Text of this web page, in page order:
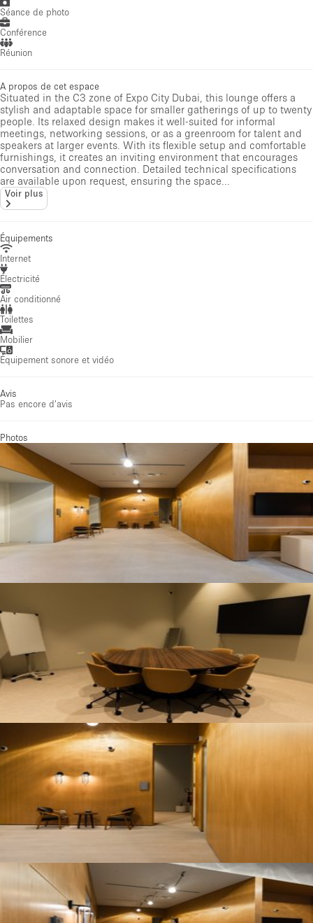
Séance de photo
Conférence
Réunion
A propos de cet espace
Situated in the C3 zone of Expo City Dubai, this lounge offers a
stylish and adaptable space for smaller gatherings of up to twenty
people. Its relaxed design makes it well-suited for informal
meetings, networking sessions, or as a greenroom for talent and
speakers at larger events. With its flexible setup and comfortable
furnishings, it creates an inviting environment that encourages
conversation and connection. Detailed technical specifications
are available upon request, ensuring the space...
Voir plus
Équipements
Internet
Électricité
Air conditionné
Toilettes
Mobilier
Équipement sonore et vidéo
Avis
Pas encore d'avis
Photos